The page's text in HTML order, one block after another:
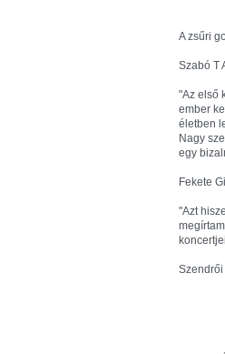
A zsűri
Szabó T
"Az első
ember
életben
Nagy
egy
Fekete
"Azt